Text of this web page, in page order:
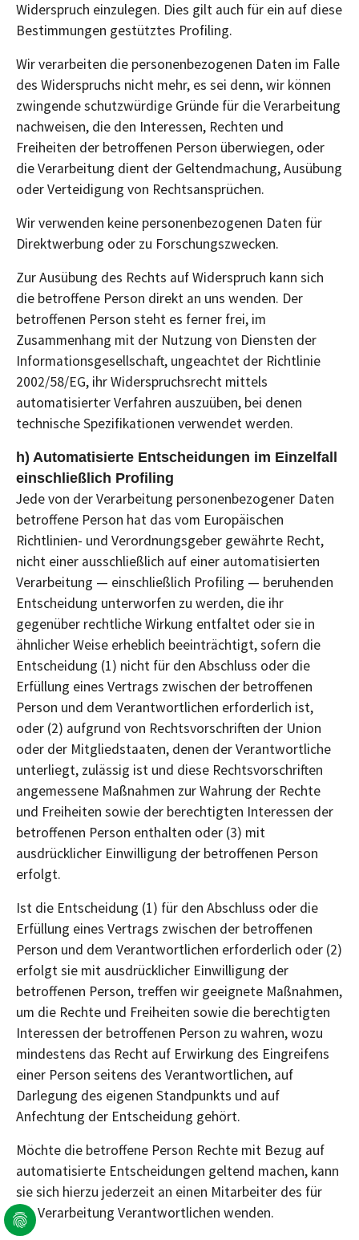
Widerspruch einzulegen. Dies gilt auch für ein auf diese
Bestimmungen gestütztes Profiling.
Wir verarbeiten die personenbezogenen Daten im Falle
des Widerspruchs nicht mehr, es sei denn, wir können
zwingende schutzwürdige Gründe für die Verarbeitung
nachweisen, die den Interessen, Rechten und
Freiheiten der betroffenen Person überwiegen, oder
die Verarbeitung dient der Geltendmachung, Ausübung
oder Verteidigung von Rechtsansprüchen.
Wir verwenden keine personenbezogenen Daten für
Direktwerbung oder zu Forschungszwecken.
Zur Ausübung des Rechts auf Widerspruch kann sich
die betroffene Person direkt an uns wenden. Der
betroffenen Person steht es ferner frei, im
Zusammenhang mit der Nutzung von Diensten der
Informationsgesellschaft, ungeachtet der Richtlinie
2002/58/EG, ihr Widerspruchsrecht mittels
automatisierter Verfahren auszuüben, bei denen
technische Spezifikationen verwendet werden.
h) Automatisierte Entscheidungen im Einzelfall
einschließlich Profiling
Jede von der Verarbeitung personenbezogener Daten
betroffene Person hat das vom Europäischen
Richtlinien- und Verordnungsgeber gewährte Recht,
nicht einer ausschließlich auf einer automatisierten
Verarbeitung — einschließlich Profiling — beruhenden
Entscheidung unterworfen zu werden, die ihr
gegenüber rechtliche Wirkung entfaltet oder sie in
ähnlicher Weise erheblich beeinträchtigt, sofern die
Entscheidung (1) nicht für den Abschluss oder die
Erfüllung eines Vertrags zwischen der betroffenen
Person und dem Verantwortlichen erforderlich ist,
oder (2) aufgrund von Rechtsvorschriften der Union
oder der Mitgliedstaaten, denen der Verantwortliche
unterliegt, zulässig ist und diese Rechtsvorschriften
angemessene Maßnahmen zur Wahrung der Rechte
und Freiheiten sowie der berechtigten Interessen der
betroffenen Person enthalten oder (3) mit
ausdrücklicher Einwilligung der betroffenen Person
erfolgt.
Ist die Entscheidung (1) für den Abschluss oder die
Erfüllung eines Vertrags zwischen der betroffenen
Person und dem Verantwortlichen erforderlich oder (2)
erfolgt sie mit ausdrücklicher Einwilligung der
betroffenen Person, treffen wir geeignete Maßnahmen,
um die Rechte und Freiheiten sowie die berechtigten
Interessen der betroffenen Person zu wahren, wozu
mindestens das Recht auf Erwirkung des Eingreifens
einer Person seitens des Verantwortlichen, auf
Darlegung des eigenen Standpunkts und auf
Anfechtung der Entscheidung gehört.
Möchte die betroffene Person Rechte mit Bezug auf
automatisierte Entscheidungen geltend machen, kann
sie sich hierzu jederzeit an einen Mitarbeiter des für
die Verarbeitung Verantwortlichen wenden.